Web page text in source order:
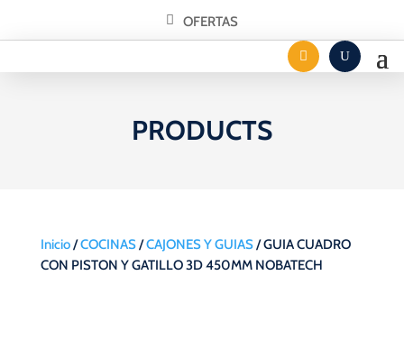
OFERTAS
PRODUCTS
Inicio/COCINAS/CAJONES Y GUIAS/ GUIA CUADRO
CON PISTON Y GATILLO 3D 450MM NOBATECH